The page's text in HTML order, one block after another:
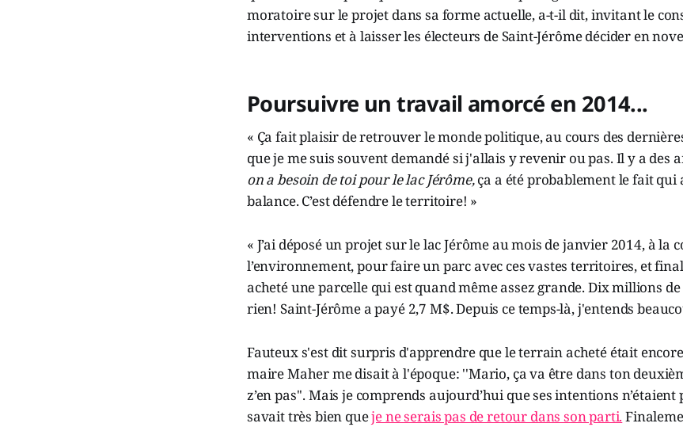
moratoire sur le projet dans sa forme actuelle, a-t-il dit, invitant le
interventions et à laisser les électeurs de Saint-Jérôme décider en
Poursuivre un travail amorcé en 2014...
« Ça fait plaisir de retrouver le monde politique, au cours des
que je me suis souvent demandé si j'allais y revenir ou pas. Il y a des
on a besoin de toi pour le lac Jérôme,ça a été probablement le fait qui
balance. C’est défendre le territoire! »
« J’ai déposé un projet sur le lac Jérôme au mois de janvier 2014, à la
l’environnement, pour faire un parc avec ces vastes territoires, et
acheté une parcelle qui est quand même assez grande. Dix millions
rien! Saint-Jérôme a payé 2,7 M$. Depuis ce temps-là, j'entends
Fauteux s'est dit surpris d'apprendre que le terrain acheté était
maire Maher me disait à l'époque: ''Mario, ça va être dans ton
z’en pas''. Mais je comprends aujourd’hui que ses intentions n’étaient
savait très bien queje ne serais pas de retour dans son parti.